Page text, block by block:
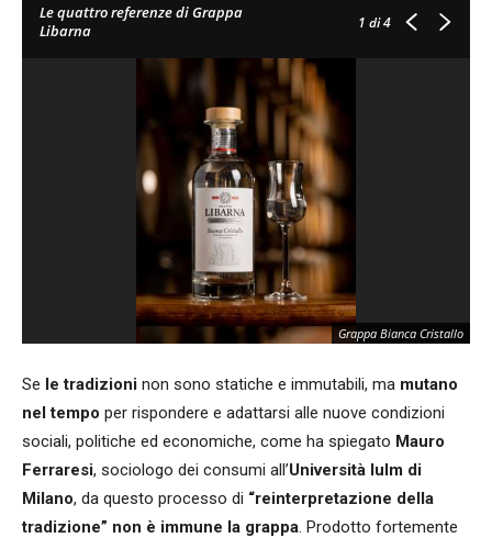
Le quattro referenze di Grappa
Libarna
1 di 4
Grappa Bianca Cristallo
Se le tradizioni non sono statiche e immutabili, ma mutano
nel tempo per rispondere e adattarsi alle nuove condizioni
sociali, politiche ed economiche, come ha spiegato Mauro
Ferraresi, sociologo dei consumi all’Università Iulm di
Milano, da questo processo di “reinterpretazione della
tradizione” non è immune la grappa. Prodotto fortemente